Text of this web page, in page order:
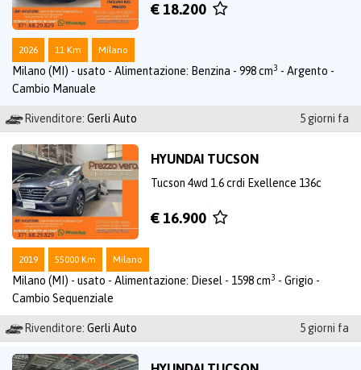
€ 18.200
2026 11 Km Milano
Milano (MI) - usato - Alimentazione: Benzina - 998 cm3 - Argento -
Cambio Manuale
Rivenditore: Gerli Auto 5 giorni fa
HYUNDAI TUCSON
Tucson 4wd 1.6 crdi Exellence 136c
€ 16.900
2019 55000 Km Milano
Milano (MI) - usato - Alimentazione: Diesel - 1598 cm3 - Grigio -
Cambio Sequenziale
Rivenditore: Gerli Auto 5 giorni fa